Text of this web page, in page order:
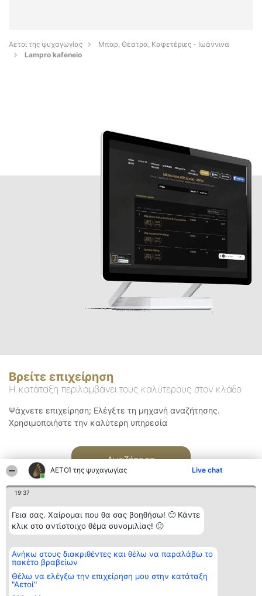
ΑΕΤΟΊ της ψυχαγωγίας Live chat
19:37
Γεια σας. Χαίρομαι που θα σας βοηθήσω! 🙂 Κάντε
κλικ στο αντίστοιχο θέμα συνομιλίας! 🙂
Ανήκω στους διακριθέντες και θέλω να παραλάβω το
πακέτο βραβείων
Θέλω να ελέγξω την επιχείρηση μου στην κατάταξη
"Αετοί"
Αετοί της ψυχαγωγίας
Μπαρ, Θέατρα, Καφετέριες - Ιωάννινα
Lampro kafeneio
Βρείτε επιχείρηση
Η κατάταξη περιλαμβάνει τους καλύτερους στον κλάδο
Ψάχνετε επιχείρηση; Ελέγξτε τη μηχανή αναζήτησης.
Χρησιμοποιήστε την καλύτερη υπηρεσία
Αναζήτηση
Διοργανωτής της
κατάταξης
BEAUTIFUL COMPANY
ΤΗΛ. ΕΠΙΚΟΙΝΩΝΙΑΣ:
2104128019
Κατάταξη
Διακριθέντες
των
διακριθέντων
Επικοινωνία
Επικοινωνία